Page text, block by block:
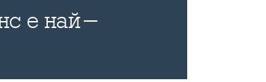
е най-